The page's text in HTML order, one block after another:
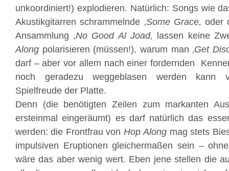
unkoordiniert!) explodieren. Natürlich: Songs wie
Akustikgitarren schrammelnde ‚Some Grace‚ oder
Ansammlung ‚No Good Al Joad‚ lassen keine
Along polarisieren (müssen!), warum man ‚Get
darf – aber vor allem nach einer fordernden
noch geradezu weggeblasen werden kann
Spielfreude der Platte.
Denn (die benötigten Zeilen zum markanten
ersteinmal eingeräumt) es darf natürlich das
werden: die Frontfrau von Hop Along mag stets
impulsiven Eruptionen gleichermaßen sein –
wäre das aber wenig wert. Eben jene stellen die